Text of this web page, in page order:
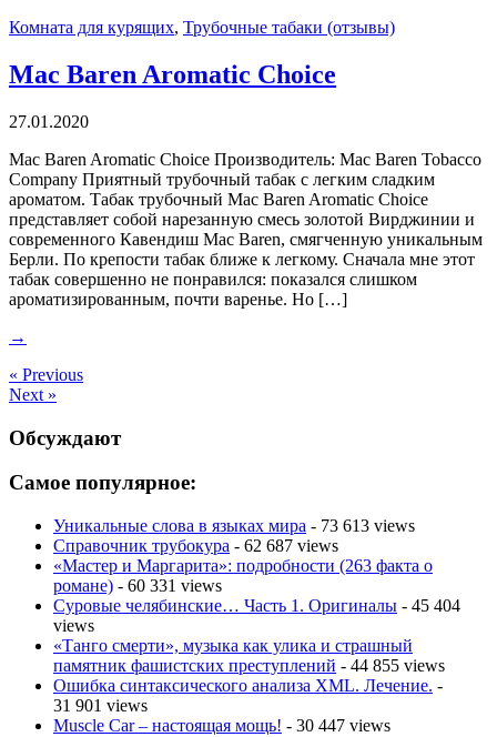
Комната для курящих, Трубочные табаки (отзывы)
Mac Baren Aromatic Choice
27.01.2020
Mac Baren Aromatic Choice Производитель: Mac Baren Tobacco
Company Приятный трубочный табак с легким сладким
ароматом. Табак трубочный Mac Baren Aromatic Choice
представляет собой нарезанную смесь золотой Вирджинии и
современного Кавендиш Mac Baren, смягченную уникальным
Берли. По крепости табак ближе к легкому. Сначала мне этот
табак совершенно не понравился: показался слишком
ароматизированным, почти варенье. Но […]
→
« Previous
Next »
Обсуждают
Самое популярное:
Уникальные слова в языках мира - 73 613 views
Справочник трубокура - 62 687 views
«Мастер и Маргарита»: подробности (263 факта о
романе) - 60 331 views
Суровые челябинские… Часть 1. Оригиналы - 45 404
views
«Танго смерти», музыка как улика и страшный
памятник фашистских преступлений - 44 855 views
Ошибка синтаксического анализа XML. Лечение. -
31 901 views
Muscle Car – настоящая мощь! - 30 447 views